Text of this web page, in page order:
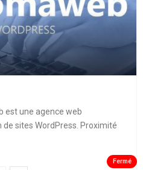
est une agence web
sites WordPress. Proximité
Fermé